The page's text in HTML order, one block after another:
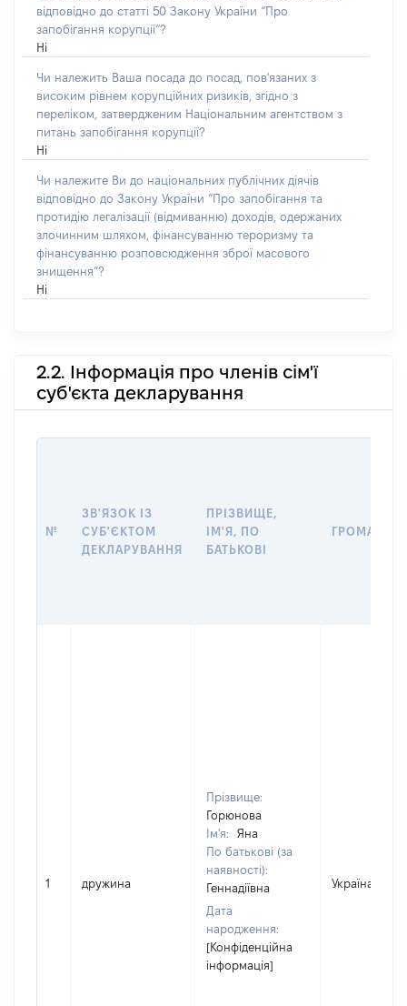
відповідно до статті 50 Закону України “Про
запобігання корупції”?
Ні
Чи належить Ваша посада до посад, пов'язаних з
високим рівнем корупційних ризиків, згідно з
переліком, затвердженим Національним агентством з
питань запобігання корупції?
Ні
Чи належите Ви до національних публічних діячів
відповідно до Закону України “Про запобігання та
протидію легалізації (відмиванню) доходів, одержаних
злочинним шляхом, фінансуванню тероризму та
фінансуванню розповсюдження зброї масового
знищення”?
Ні
2.2. Інформація про членів сім'ї
суб'єкта декларування
№
ЗВ'ЯЗОК ІЗ
СУБ'ЄКТОМ
ДЕКЛАРУВАННЯ
ПРІЗВИЩЕ,
ІМ'Я, ПО
БАТЬКОВІ
1 дружина
Прізвище:
Горюнова
Ім'я:
Яна
По батькові (за
наявності):
Геннадіївна
Дата
народження:
[Конфіденційна
інформація]
Україна